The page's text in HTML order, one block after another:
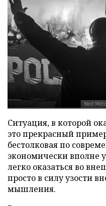
Ситуация, в которой
это прекрасный
бестолковая по
экономически вполне
легко оказаться во
просто в силу узости
мышления.